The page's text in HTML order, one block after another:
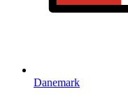
Danemark